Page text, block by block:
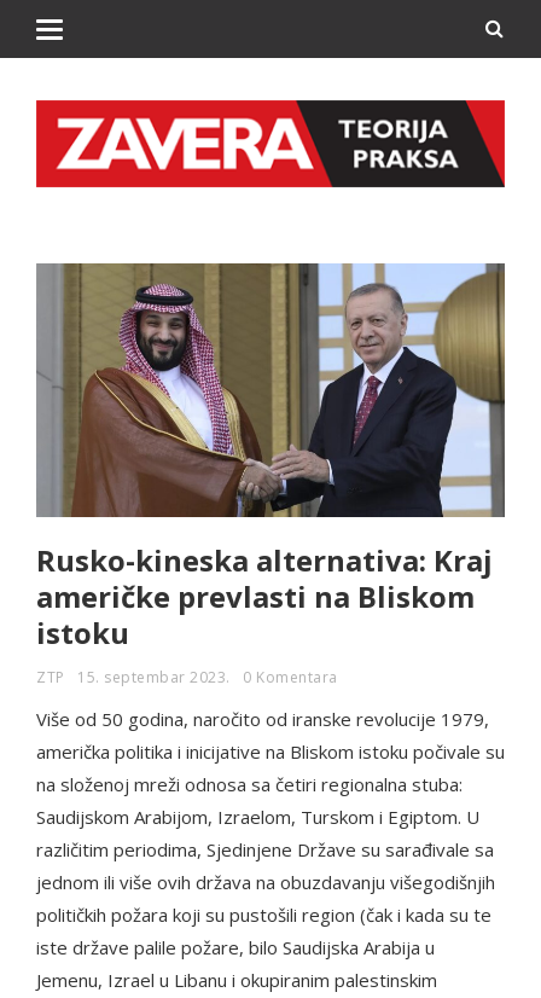
Rusko-kineska alternativa: Kraj
američke prevlasti na Bliskom
istoku
ZTP 15. septembar 2023. 0 Komentara
Više od 50 godina, naročito od iranske revolucije 1979,
američka politika i inicijative na Bliskom istoku počivale su
na složenoj mreži odnosa sa četiri regionalna stuba:
Saudijskom Arabijom, Izraelom, Turskom i Egiptom. U
različitim periodima, Sjedinjene Države su sarađivale sa
jednom ili više ovih država na obuzdavanju višegodišnjih
političkih požara koji su pustošili region (čak i kada su te
iste države palile požare, bilo Saudijska Arabija u
Jemenu, Izrael u Libanu i okupiranim palestinskim